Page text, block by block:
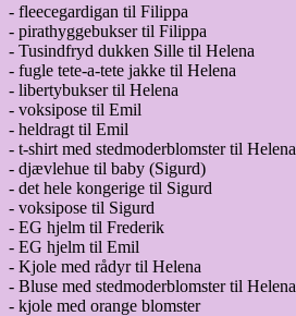
- fleecegardigan til Filippa
- pirathyggebukser til Filippa
- Tusindfryd dukken Sille til Helena
- fugle tete-a-tete jakke til Helena
- libertybukser til Helena
- voksipose til Emil
- heldragt til Emil
- t-shirt med stedmoderblomster til Helena
- djævlehue til baby (Sigurd)
- det hele kongerige til Sigurd
- voksipose til Sigurd
- EG hjelm til Frederik
- EG hjelm til Emil
- Kjole med rådyr til Helena
- Bluse med stedmoderblomster til Helena
- kjole med orange blomster